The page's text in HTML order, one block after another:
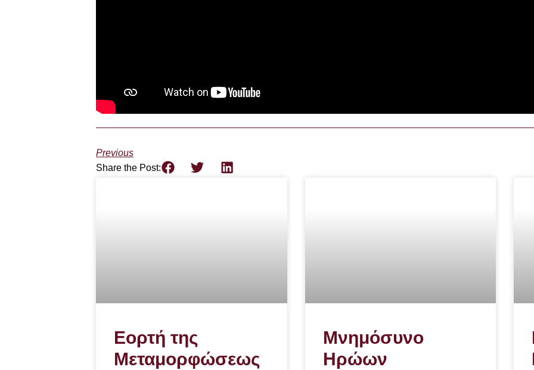
Previous
Share the Post:
Εορτή της
Μεταμορφώσεως
Μνημόσυνο
Ηρώων